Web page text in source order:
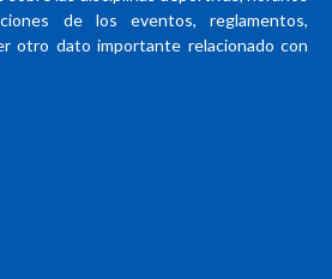
de los eventos, reglamentos,
otro dato importante relacionado con